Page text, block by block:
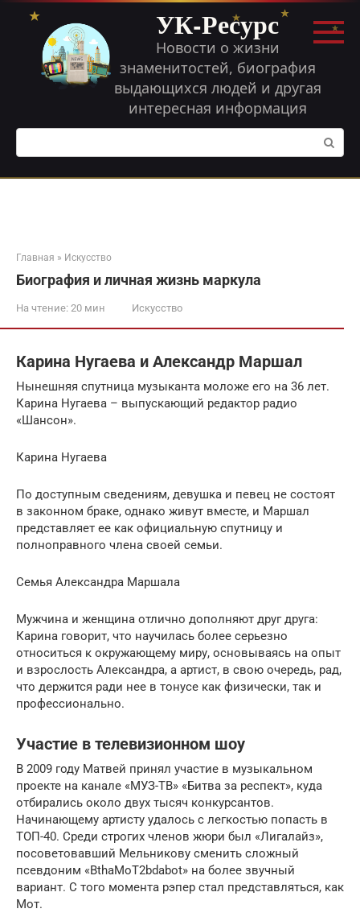
Перейти
контенту
УК-Ресурс
Новости о жизни
знаменитостей, биография
выдающихся людей и другая
интересная информация
Поиск:
Главная » Искусство
Биография и личная жизнь маркула
На чтение: 20 мин Искусство
Карина Нугаева и Александр Маршал
Нынешняя спутница музыканта моложе его на 36 лет.
Карина Нугаева – выпускающий редактор радио
«Шансон».
Карина Нугаева
По доступным сведениям, девушка и певец не состоят
в законном браке, однако живут вместе, и Маршал
представляет ее как официальную спутницу и
полноправного члена своей семьи.
Семья Александра Маршала
Мужчина и женщина отлично дополняют друг друга:
Карина говорит, что научилась более серьезно
относиться к окружающему миру, основываясь на опыт
и взрослость Александра, а артист, в свою очередь, рад,
что держится ради нее в тонусе как физически, так и
профессионально.
Участие в телевизионном шоу
В 2009 году Матвей принял участие в музыкальном
проекте на канале «МУЗ-ТВ» «Битва за респект», куда
отбирались около двух тысяч конкурсантов.
Начинающему артисту удалось с легкостью попасть в
ТОП-40. Среди строгих членов жюри был «Лигалайз»,
посоветовавший Мельникову сменить сложный
псевдоним «BthaMoT2bdabot» на более звучный
вариант. С того момента рэпер стал представляться, как
Мот.